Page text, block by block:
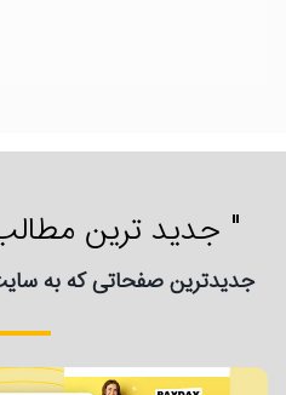
" جدید ترین
جدیدترین صفحاتی که به